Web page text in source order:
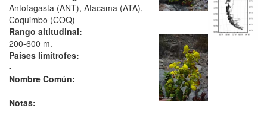
Antofagasta (ANT), Atacama (ATA),
Coquimbo (COQ)
Rango altitudinal:
200-600 m.
Paises limítrofes:
-
Nombre Común:
-
Notas:
-